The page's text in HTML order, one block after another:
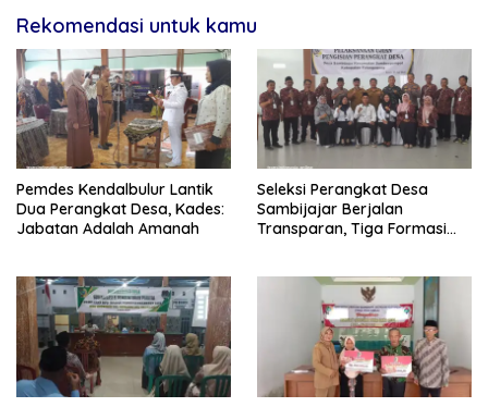
Rekomendasi untuk kamu
Pemdes Kendalbulur Lantik
Dua Perangkat Desa, Kades:
Jabatan Adalah Amanah
Seleksi Perangkat Desa
Sambijajar Berjalan
Transparan, Tiga Formasi